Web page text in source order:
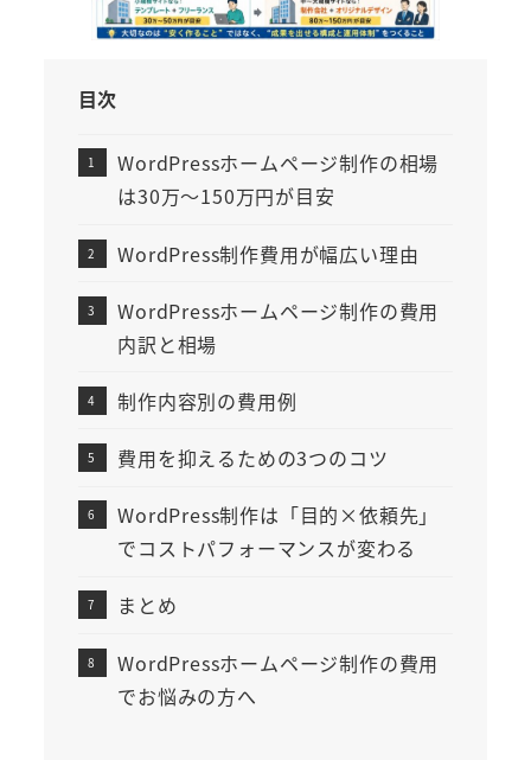
目次
WordPressホームページ制作の相場
は30万〜150万円が目安
WordPress制作費用が幅広い理由
WordPressホームページ制作の費用
内訳と相場
制作内容別の費用例
費用を抑えるための3つのコツ
WordPress制作は「目的×依頼先」
でコストパフォーマンスが変わる
まとめ
WordPressホームページ制作の費用
でお悩みの方へ